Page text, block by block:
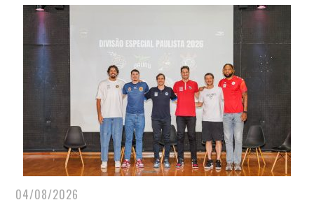
04/08/2026